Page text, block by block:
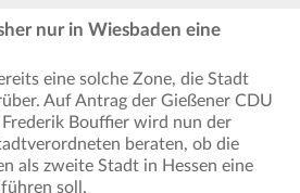
nur in Wiesbaden eine
eine solche Zone, die Stadt
Auf Antrag der Gießener CDU
Bouffier wird nun der
beraten, ob die
als zweite Stadt in Hessen eine
soll.